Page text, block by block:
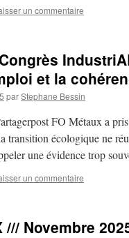
un commentaire
et la
parStephane Bessin
FO Métaux a
transition écologique ne
une évidence trop
un commentaire
/// Novembre